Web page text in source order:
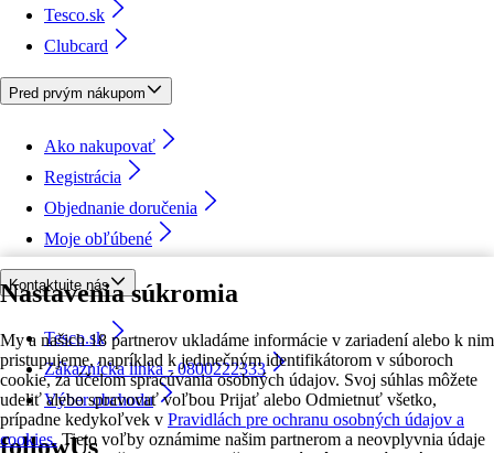
Nastavenia súkromia
My a našich 18 partnerov ukladáme informácie v zariadení alebo k nim
pristupujeme, napríklad k jedinečným identifikátorom v súboroch
cookie, za účelom spracúvania osobných údajov. Svoj súhlas môžete
udeliť alebo spravovať voľbou Prijať alebo Odmietnuť všetko,
prípadne kedykoľvek v Pravidlách pre ochranu osobných údajov a
cookies. Tieto voľby oznámime našim partnerom a neovplyvnia údaje
Tesco.sk
Clubcard
Pred prvým nákupom
Ako nakupovať
Registrácia
Objednanie doručenia
Moje obľúbené
Kontaktujte nás
Tesco.sk
Zákaznícka linka - 0800222333
Výber obchodu
followUs